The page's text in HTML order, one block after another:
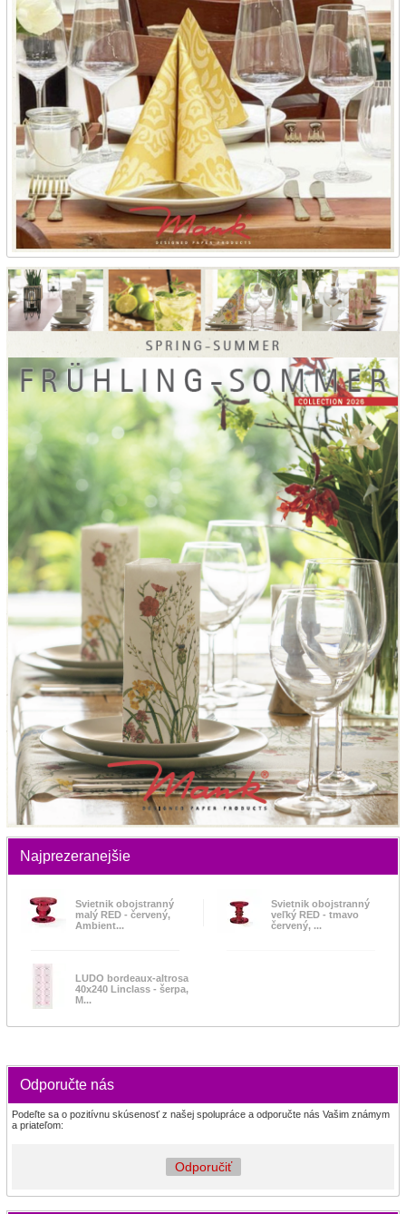
Najprezeranejšie
Svietnik obojstranný
malý RED - červený,
Ambient...
Svietnik obojstranný
veľký RED - tmavo
červený, ...
LUDO bordeaux-altrosa
40x240 Linclass - šerpa,
M...
Odporučte nás
Podeľte sa o pozitívnu skúsenosť z našej spolupráce a odporučte nás Vašim známym
a priateľom:
Odporučiť